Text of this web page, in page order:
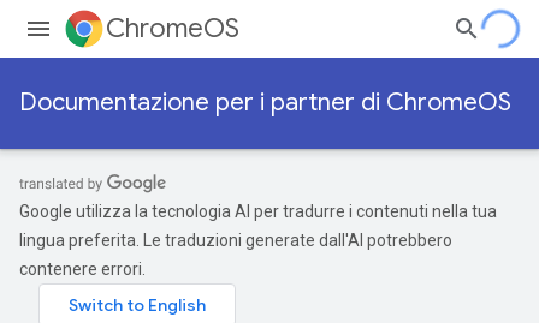
ChromeOS
Documentazione per i partner di ChromeOS
Google utilizza la tecnologia AI per tradurre i contenuti nella tua
lingua preferita. Le traduzioni generate dall'AI potrebbero
contenere errori.